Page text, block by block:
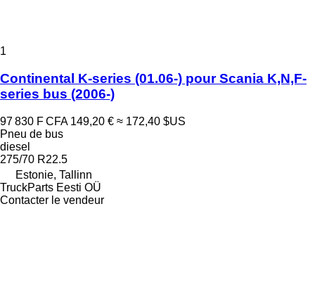
1
Continental K-series (01.06-) pour Scania K,N,F-
series bus (2006-)
97 830 F CFA 149,20 € ≈ 172,40 $US
Pneu de bus
diesel
275/70 R22.5
Estonie, Tallinn
TruckParts Eesti OÜ
Contacter le vendeur